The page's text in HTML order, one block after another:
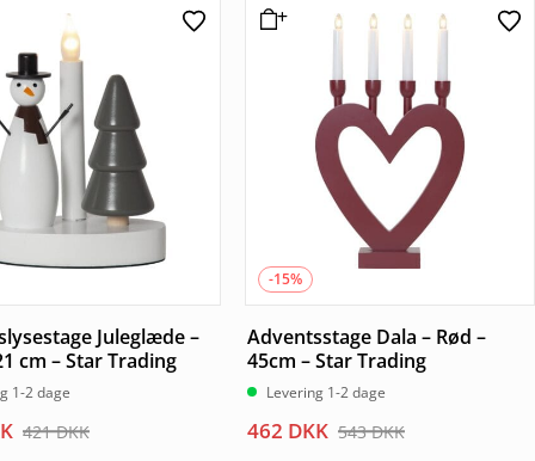
Juleglæde –
cm – Star Trading
1-2 dage
421DKK
-15%
Adventsstage Dala – Rød –
45cm – Star Trading
Levering 1-2 dage
543DKK
Den
462 DKK
Den